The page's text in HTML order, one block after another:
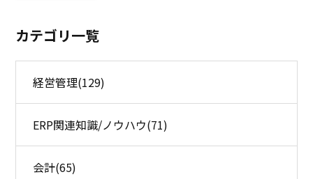
カテゴリ一覧
経営管理(129)
ERP関連知識/ノウハウ(71)
会計(65)